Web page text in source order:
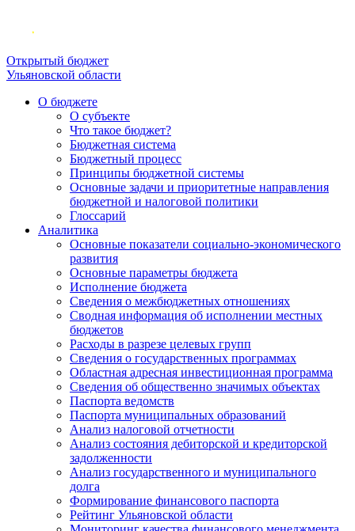
Открытый бюджет
Ульяновской области
О бюджете
О субъекте
Что такое бюджет?
Бюджетная система
Бюджетный процесс
Принципы бюджетной системы
Основные задачи и приоритетные направления
бюджетной и налоговой политики
Глоссарий
Аналитика
Основные показатели социально-экономического
развития
Основные параметры бюджета
Исполнение бюджета
Сведения о межбюджетных отношениях
Сводная информация об исполнении местных
бюджетов
Расходы в разрезе целевых групп
Сведения о государственных программах
Областная адресная инвестиционная программа
Сведения об общественно значимых объектах
Паспорта ведомств
Паспорта муниципальных образований
Анализ налоговой отчетности
Анализ состояния дебиторской и кредиторской
задолженности
Анализ государственного и муниципального
долга
Формирование финансового паспорта
Рейтинг Ульяновской области